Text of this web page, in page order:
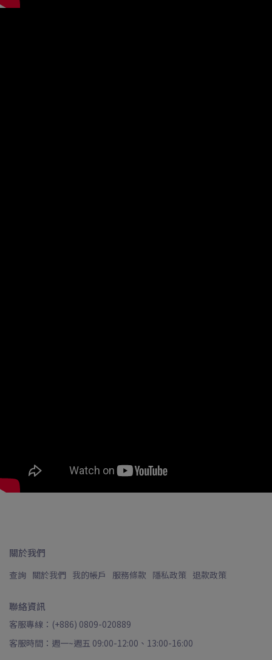
關於我們
查詢 關於我們 我的帳戶 服務條款 隱私政策 退款政策
聯絡資訊
客服專線：(+886) 0809-020889
客服時間：週一~週五 09:00-12:00、13:00-16:00